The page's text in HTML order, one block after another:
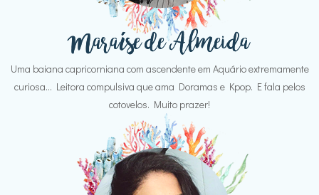
Uma baiana capricorniana com ascendente em Aquário extremamente
curiosa... Leitora compulsiva que ama Doramas e Kpop. E fala pelos
cotovelos. Muito prazer!